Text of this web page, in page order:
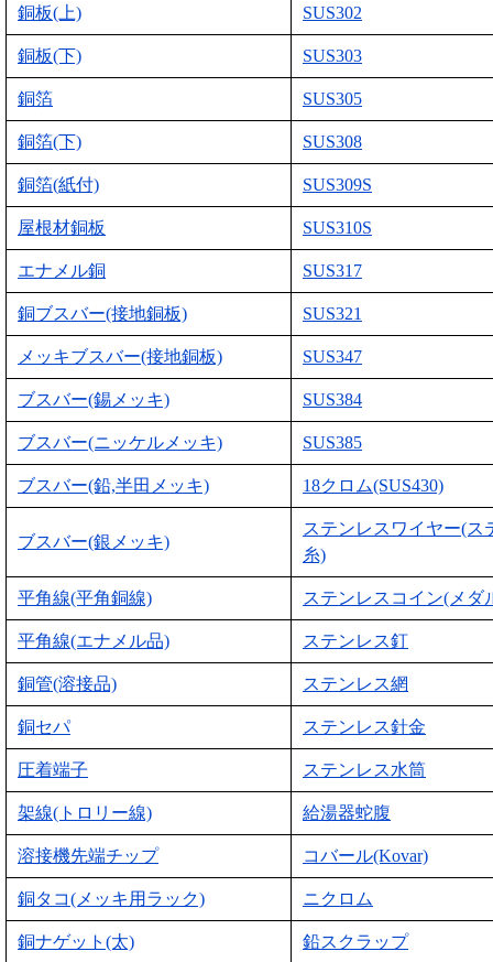
銅板(上) SUS302
銅板(下) SUS303
銅箔 SUS305
銅箔(下) SUS308
銅箔(紙付) SUS309S
屋根材銅板 SUS310S
エナメル銅 SUS317
銅ブスバー(接地銅板) SUS321
メッキブスバー(接地銅板) SUS347
ブスバー(錫メッキ) SUS384
ブスバー(ニッケルメッキ) SUS385
ブスバー(鉛,半田メッキ) 18クロム(SUS430)
ブスバー(銀メッキ)
ステンレスワイヤー(ス
糸)
平角線(平角銅線) ステンレスコイン(メダ
平角線(エナメル品) ステンレス釘
銅管(溶接品) ステンレス網
銅セパ ステンレス針金
圧着端子 ステンレス水筒
架線(トロリー線) 給湯器蛇腹
溶接機先端チップ コバール(Kovar)
銅タコ(メッキ用ラック) ニクロム
銅ナゲット(太) 鉛スクラップ